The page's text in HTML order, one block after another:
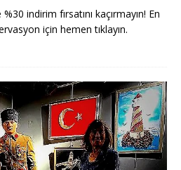
indirim fırsatını kaçırmayın! En
için hemen tıklayın.